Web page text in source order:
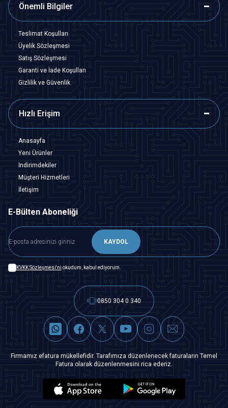
Önemli Bilgiler
Teslimat Koşulları
Üyelik Sözleşmesi
Satış Sözleşmesi
Garanti ve İade Koşulları
Gizlilik ve Güvenlik
Hızlı Erişim
Anasayfa
Yeni Ürünler
İndirimdekiler
Müşteri Hizmetleri
İletişim
E-Bülten Aboneliği
KAYDOL
KVKK Sözleşmesi'ni okudum, kabul ediyorum.
0850 304 0 340
Firmamız efatura mükellefidir. Tarafımıza düzenlenecek faturaların Temel
Fatura olarak düzenlenmesini rica ederiz.